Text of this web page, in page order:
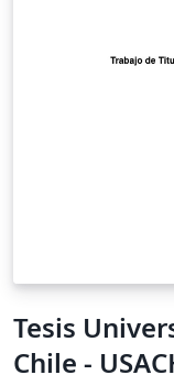
Tesis
Chile -